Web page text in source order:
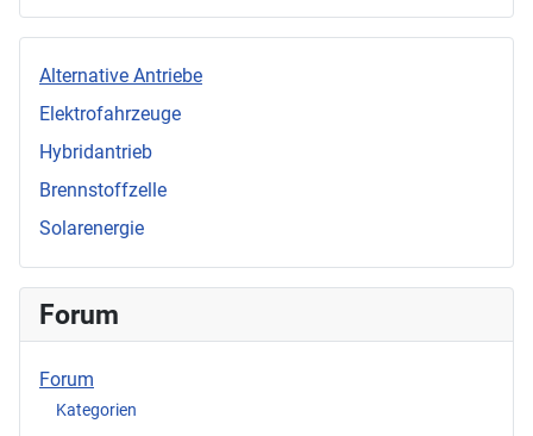
Alternative Antriebe
Elektrofahrzeuge
Hybridantrieb
Brennstoffzelle
Solarenergie
Forum
Forum
Kategorien